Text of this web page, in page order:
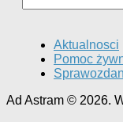
Aktualnosci
Pomoc
Ad Astram © 2026.